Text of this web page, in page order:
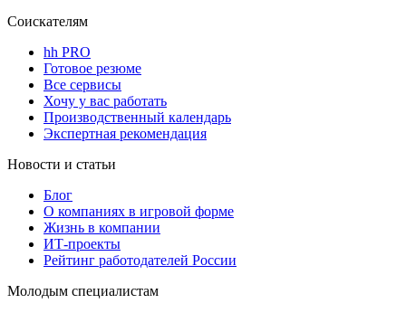
Соискателям
hh PRO
Готовое резюме
Все сервисы
Хочу у вас работать
Производственный календарь
Экспертная рекомендация
Новости и статьи
Блог
О компаниях в игровой форме
Жизнь в компании
ИТ-проекты
Рейтинг работодателей России
Молодым специалистам